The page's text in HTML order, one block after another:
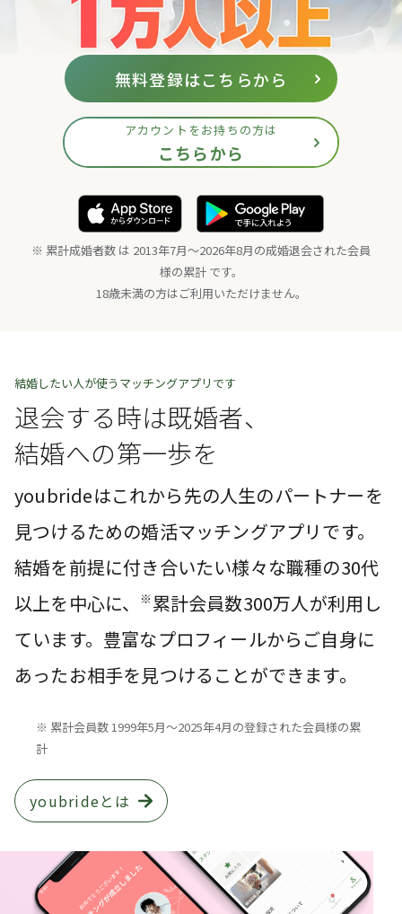
無料登録はこちらから
アカウントをお持ちの方は
こちらから
※ 累計成婚者数 は 2013年7月〜2026年8月の成婚退会された会員
様の累計 です。
18歳未満の方はご利用いただけません。
結婚したい人が使うマッチングアプリです
退会する時は既婚者、
結婚への第一歩を
youbrideはこれから先の人生のパートナーを
見つけるための婚活マッチングアプリです。
結婚を前提に付き合いたい様々な職種の30代
以上を中心に、
※ 累計会員数300万人が利用し
ています。豊富なプロフィールからご自身に
あったお相手を見つけることができます。
※ 累計会員数 1999年5月〜2025年4月の登録された会員様の累
計
youbrideとは